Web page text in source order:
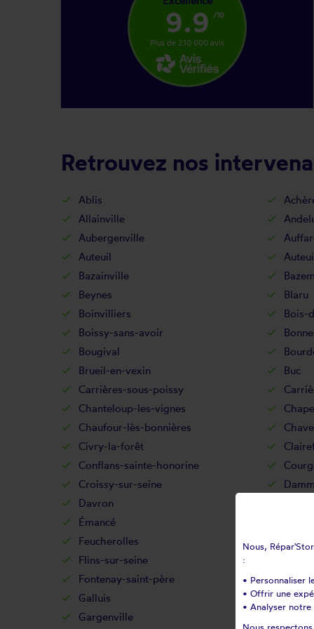
9.9 /10
Plus de 210 000 avis
Retrouvez nos
Ablis
Allainville
Aubergenville
Auteuil
Bazainville
Beynes
Blaru
Boinvilliers
Bois-
Boissy-sans-avoir
Bougival
Brueil-en-vexin
Buc
Carrières-sous-poissy
Chanteloup-les-vignes
Chaufour-lès-bonnières
Civry-la-forêt
Conflans-sainte-honorine
Croissy-sur-seine
Davron
Émancé
Feucherolles
Flins-sur-seine
Fontenay-saint-père
Galluis
Gargenville
Nous,
:
• Personnaliser
• Offrir une
• Analyser notre